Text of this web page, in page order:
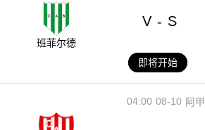
班菲尔德
V - S
即将开始
08-10
04:00 阿甲